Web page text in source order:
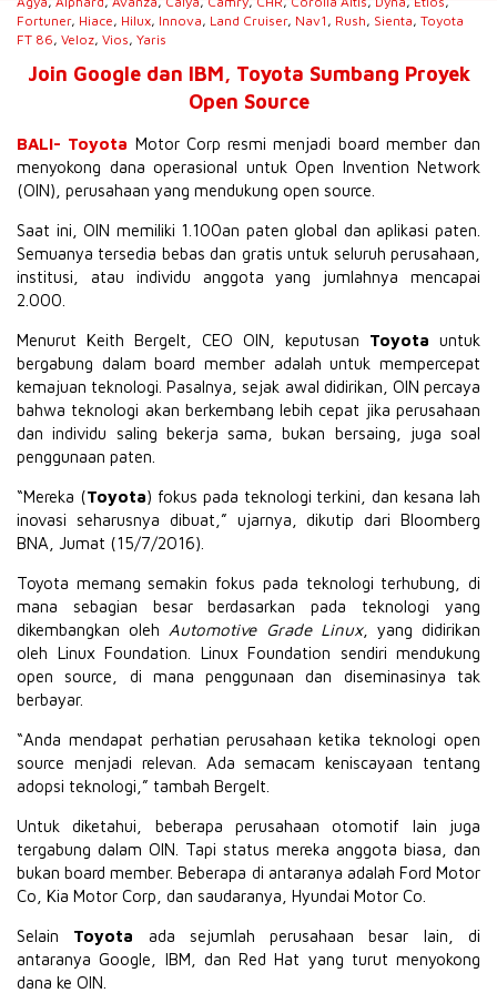
Fortuner, Hiace, Hilux, Innova, Land Cruiser, Nav1 , Rush, Sienta, Toyota
FT 86, Veloz, Vios, Yaris
Join Google dan IBM, Toyota Sumbang Proyek
Open Source
BALI- Toyota Motor Corp resmi menjadi board member dan
menyokong dana operasional untuk Open Invention Network
(OIN), perusahaan yang mendukung open source.
Saat ini, OIN memiliki 1.100an paten global dan aplikasi paten.
Semuanya tersedia bebas dan gratis untuk seluruh perusahaan,
institusi, atau individu anggota yang jumlahnya mencapai
2.000.
Menurut Keith Bergelt, CEO OIN, keputusan Toyota untuk
bergabung dalam board member adalah untuk mempercepat
kemajuan teknologi. Pasalnya, sejak awal didirikan, OIN percaya
bahwa teknologi akan berkembang lebih cepat jika perusahaan
dan individu saling bekerja sama, bukan bersaing, juga soal
penggunaan paten.
“Mereka (Toyota) fokus pada teknologi terkini, dan kesana lah
inovasi seharusnya dibuat,” ujarnya, dikutip dari Bloomberg
BNA, Jumat (15/7/2016).
Toyota memang semakin fokus pada teknologi terhubung, di
mana sebagian besar berdasarkan pada teknologi yang
dikembangkan oleh Automotive Grade Linux, yang didirikan
oleh Linux Foundation. Linux Foundation sendiri mendukung
open source, di mana penggunaan dan diseminasinya tak
berbayar.
“Anda mendapat perhatian perusahaan ketika teknologi open
source menjadi relevan. Ada semacam keniscayaan tentang
adopsi teknologi,” tambah Bergelt.
Untuk diketahui, beberapa perusahaan otomotif lain juga
tergabung dalam OIN. Tapi status mereka anggota biasa, dan
bukan board member. Beberapa di antaranya adalah Ford Motor
Co, Kia Motor Corp, dan saudaranya, Hyundai Motor Co.
Selain Toyota ada sejumlah perusahaan besar lain, di
antaranya Google, IBM, dan Red Hat yang turut menyokong
dana ke OIN.